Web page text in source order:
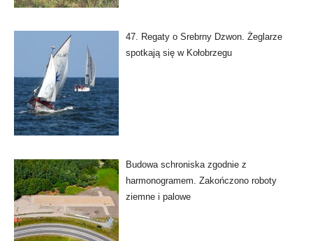
47. Regaty o Srebrny Dzwon. Żeglarze
spotkają się w Kołobrzegu
Budowa schroniska zgodnie z
harmonogramem. Zakończono roboty
ziemne i palowe